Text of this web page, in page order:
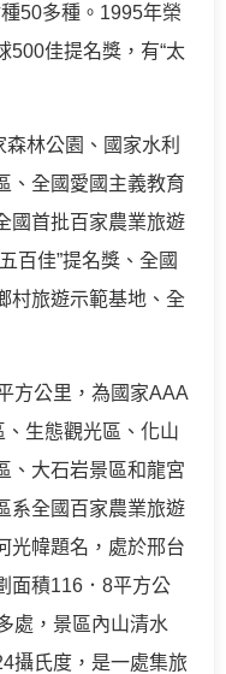
50多種。1995年榮
500佳提名獎，有“太
林公園、國家水利
、全國愛國主義教育
國首批百家農業旅遊
百佳”提名獎、全國
村旅遊示範基地、全
方公里，為國家AAA
生態觀光區、化山
、大石岩景區和龍宮
系全國百家農業旅遊
光幃題名，處於邢台
面積116．8平方公
處，景區內山清水
攝氏度，是一處集旅